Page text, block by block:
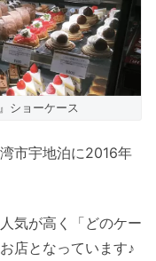
フレーズ(ホー
店舗情報
周辺地図
とめ
ショーケース
市宇地泊に2016年
気が高く「どのケー
店となっています♪